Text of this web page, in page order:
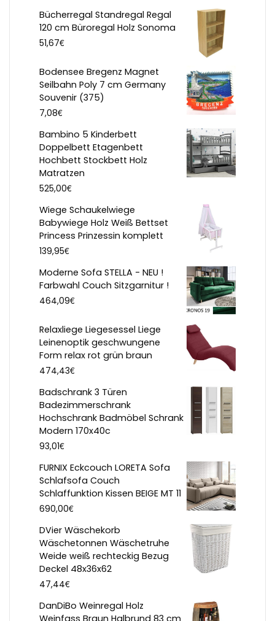
Bücherregal Standregal Regal
120 cm Büroregal Holz Sonoma
51,67€
Bodensee Bregenz Magnet
Seilbahn Poly 7 cm Germany
Souvenir (375)
7,08€
Bambino 5 Kinderbett
Doppelbett Etagenbett
Hochbett Stockbett Holz
Matratzen
525,00€
Wiege Schaukelwiege
Babywiege Holz Weiß Bettset
Princess Prinzessin komplett
139,95€
Moderne Sofa STELLA - NEU !
Farbwahl Couch Sitzgarnitur !
464,09€
Relaxliege Liegesessel Liege
Leinenoptik geschwungene
Form relax rot grün braun
474,43€
Badschrank 3 Türen
Badezimmerschrank
Hochschrank Badmöbel Schrank
Modern 170x40c
93,01€
FURNIX Eckcouch LORETA Sofa
Schlafsofa Couch
Schlaffunktion Kissen BEIGE MT 11
690,00€
DVier Wäschekorb
Wäschetonnen Wäschetruhe
Weide weiß rechteckig Bezug
Deckel 48x36x62
47,44€
DanDiBo Weinregal Holz
Weinfass Braun Halbrund 83 cm